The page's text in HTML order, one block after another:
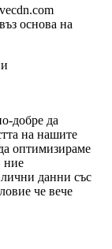
основа на
добре да
на нашите
оптимизираме
ние
данни със
че вече